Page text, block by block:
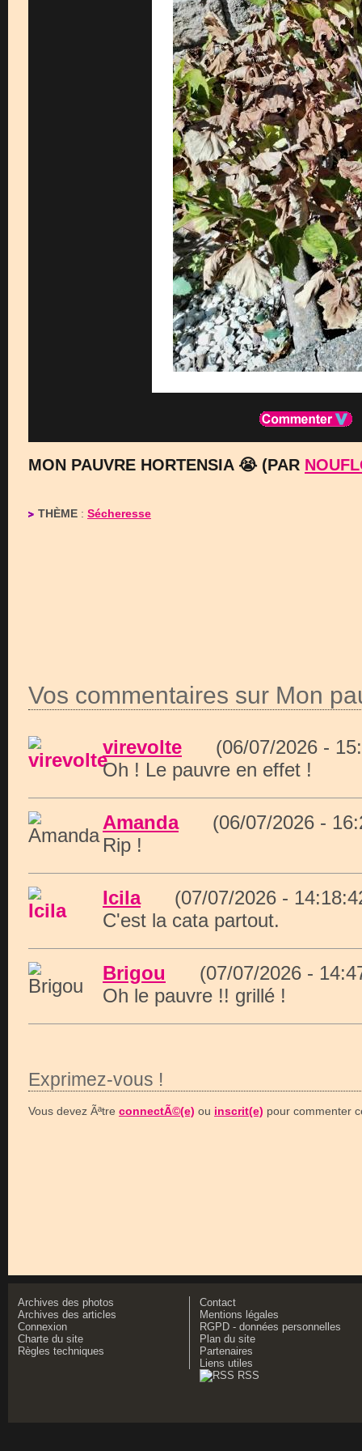
MON PAUVRE HORTENSIA 😭 (PAR
THÈME : Sécheresse
Vos commentaires sur Mon
virevolte (06/07/2026 -
Oh ! Le pauvre en effet !
Amanda(06/07/2026 -
Rip !
Icila(07/07/2026 -
C'est la cata partout.
Brigou (07/07/2026 -
Oh le pauvre !! grillé !
Exprimez-vous !
Vous devez Ãªtre connectÃ©(e) ou inscrit(e) pour commenter
Archives des photos
Archives des articles
Connexion
Charte du site
Règles techniques
Contact
Mentions légales
RGPD - données personnelles
Plan du site
Partenaires
Liens utiles
RSS